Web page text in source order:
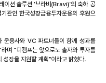
이션 솔루션 '브라비(Bravi)'의 축하 공
관인 한국성장금융투자운용의 후원으
운용사와 VC 파트너들이 함께 성과를
며 "디캠프는 앞으로도 출자와 투자를
성장을 지원할 계획"이라고 밝혔다.